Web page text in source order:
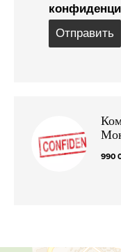
Отправить
990